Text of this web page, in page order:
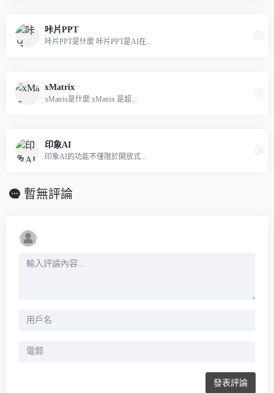
咔片PPT
咔片PPT是什麼 咔片PPT是AI在...
xMatrix
xMatrix是什麼 xMatrix 是超...
印象AI
印象AI的功能不僅限於開放式...
暫無評論
發表評論